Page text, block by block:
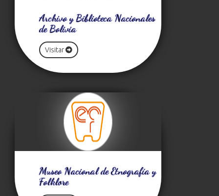
Archivo y Biblioteca Nacionales
de Bolivia
Visitar
Museo Nacional de Etnografía y
Folklore